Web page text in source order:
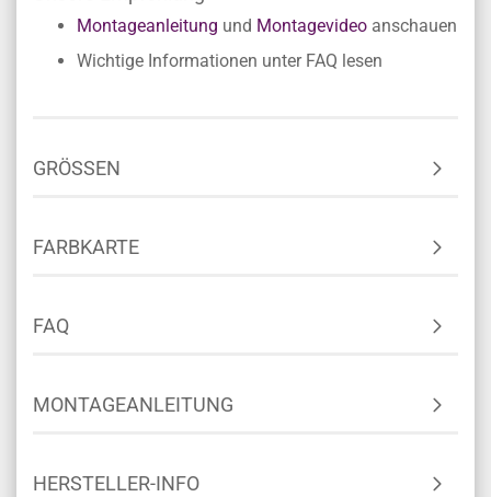
Montageanleitung und Montagevideo anschauen
Wichtige Informationen unter FAQ lesen
GRÖSSEN
FARBKARTE
FAQ
MONTAGEANLEITUNG
HERSTELLER-INFO